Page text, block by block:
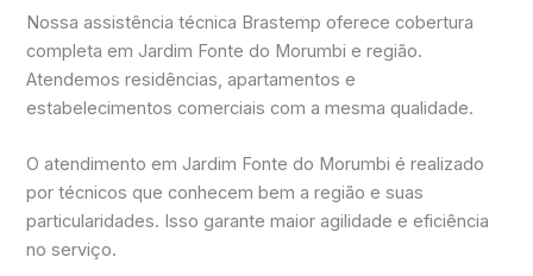
Nossa assistência técnica Brastemp oferece cobertura
completa em Jardim Fonte do Morumbi e região.
Atendemos residências, apartamentos e
estabelecimentos comerciais com a mesma qualidade.
O atendimento em Jardim Fonte do Morumbi é realizado
por técnicos que conhecem bem a região e suas
particularidades. Isso garante maior agilidade e eficiência
no serviço.